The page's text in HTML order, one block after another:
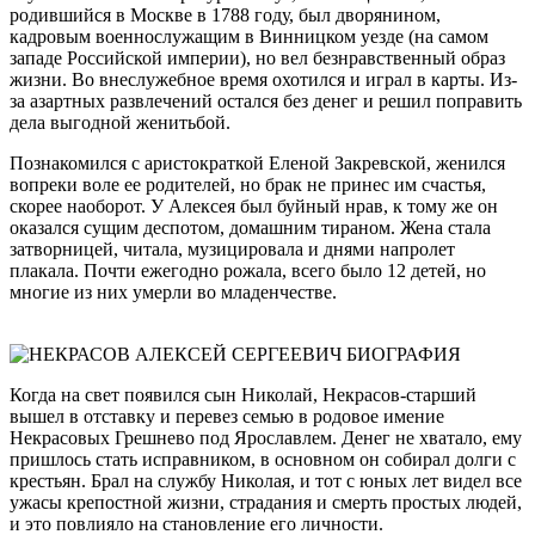
родившийся в Москве в 1788 году, был дворянином,
кадровым военнослужащим в Винницком уезде (на самом
западе Российской империи), но вел безнравственный образ
жизни. Во внеслужебное время охотился и играл в карты. Из-
за азартных развлечений остался без денег и решил поправить
дела выгодной женитьбой.
Познакомился с аристократкой Еленой Закревской, женился
вопреки воле ее родителей, но брак не принес им счастья,
скорее наоборот. У Алексея был буйный нрав, к тому же он
оказался сущим деспотом, домашним тираном. Жена стала
затворницей, читала, музицировала и днями напролет
плакала. Почти ежегодно рожала, всего было 12 детей, но
многие из них умерли во младенчестве.
Когда на свет появился сын Николай, Некрасов-старший
вышел в отставку и перевез семью в родовое имение
Некрасовых Грешнево под Ярославлем. Денег не хватало, ему
пришлось стать исправником, в основном он собирал долги с
крестьян. Брал на службу Николая, и тот с юных лет видел все
ужасы крепостной жизни, страдания и смерть простых людей,
и это повлияло на становление его личности.